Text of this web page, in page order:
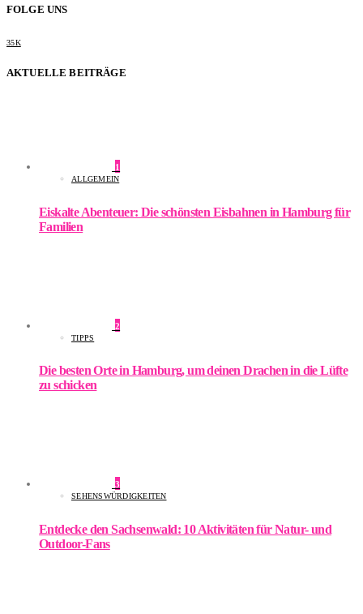
FOLGE UNS
35K
AKTUELLE BEITRÄGE
1
ALLGEMEIN
Eiskalte Abenteuer: Die schönsten Eisbahnen in Hamburg für
Familien
2
TIPPS
Die besten Orte in Hamburg, um deinen Drachen in die Lüfte
zu schicken
3
SEHENSWÜRDIGKEITEN
Entdecke den Sachsenwald: 10 Aktivitäten für Natur- und
Outdoor-Fans